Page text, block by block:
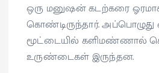
ஒரு மனுஷன் கடற்கரை
கொண்டிருந்தார். அப்பொழுது
மூட்டையில் களிமண்ணால்
உருண்டைகள் இருந்தன.